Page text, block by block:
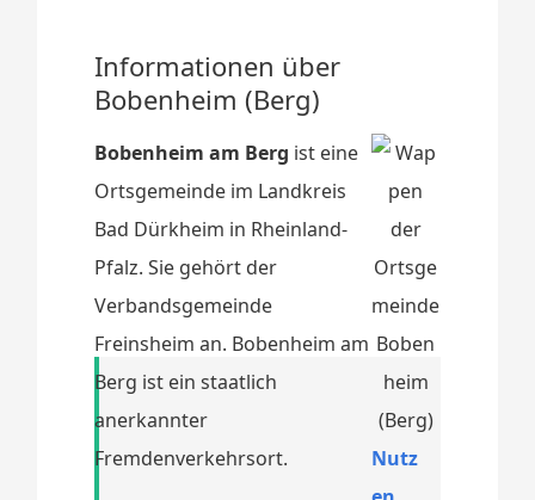
Informationen über
Bobenheim (Berg)
Bobenheim am Berg ist eine
Ortsgemeinde im Landkreis
Bad Dürkheim in Rheinland-
Pfalz. Sie gehört der
Verbandsgemeinde
Freinsheim an. Bobenheim am
Berg ist ein staatlich
anerkannter
Fremdenverkehrsort.
Nutz